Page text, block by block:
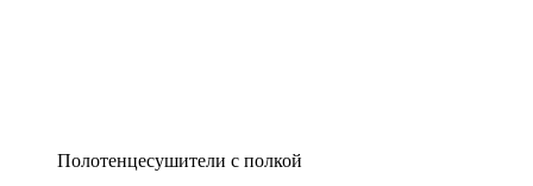
Полотенцесушители с полкой